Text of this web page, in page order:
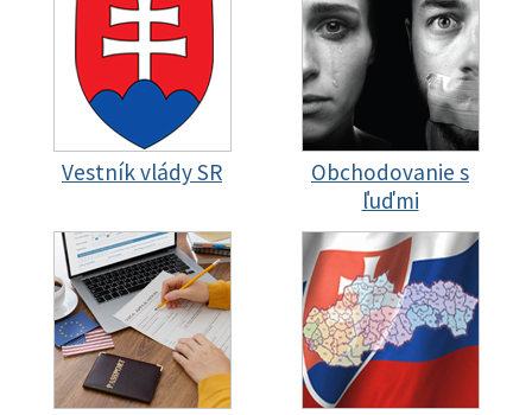
Vestník vlády SR
Obchodovanie s
ľuďmi